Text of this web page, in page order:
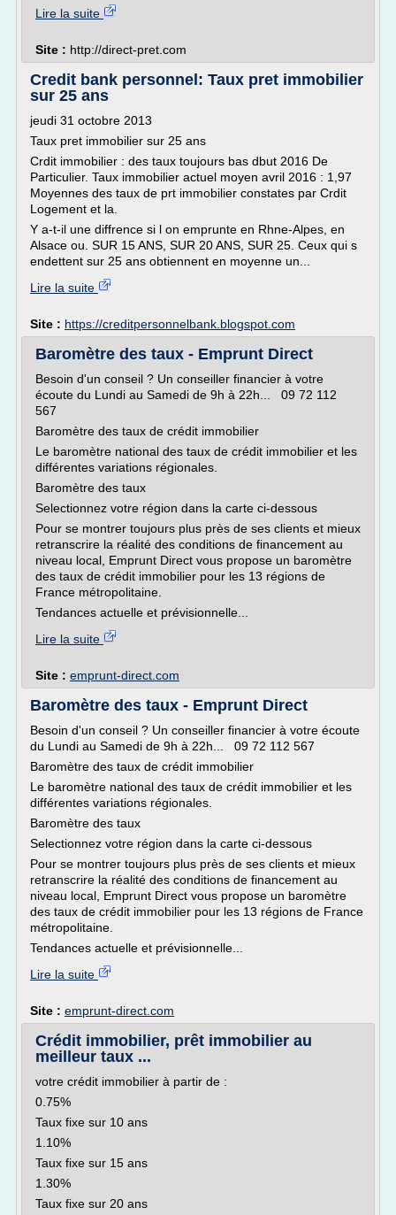
Lire la suite
Site : http://direct-pret.com
Credit bank personnel: Taux pret immobilier
sur 25 ans
jeudi 31 octobre 2013
Taux pret immobilier sur 25 ans
Crdit immobilier : des taux toujours bas dbut 2016 De
Particulier. Taux immobilier actuel moyen avril 2016 : 1,97
Moyennes des taux de prt immobilier constates par Crdit
Logement et la.
Y a-t-il une diffrence si l on emprunte en Rhne-Alpes, en
Alsace ou. SUR 15 ANS, SUR 20 ANS, SUR 25. Ceux qui s
endettent sur 25 ans obtiennent en moyenne un...
Lire la suite
Site : https://creditpersonnelbank.blogspot.com
Baromètre des taux - Emprunt Direct
Besoin d'un conseil ? Un conseiller financier à votre
écoute du Lundi au Samedi de 9h à 22h... 09 72 112
567
Baromètre des taux de crédit immobilier
Le baromètre national des taux de crédit immobilier et les
différentes variations régionales.
Baromètre des taux
Selectionnez votre région dans la carte ci-dessous
Pour se montrer toujours plus près de ses clients et mieux
retranscrire la réalité des conditions de financement au
niveau local, Emprunt Direct vous propose un baromètre
des taux de crédit immobilier pour les 13 régions de
France métropolitaine.
Tendances actuelle et prévisionnelle...
Lire la suite
Site : emprunt-direct.com
Baromètre des taux - Emprunt Direct
Besoin d'un conseil ? Un conseiller financier à votre écoute
du Lundi au Samedi de 9h à 22h... 09 72 112 567
Baromètre des taux de crédit immobilier
Le baromètre national des taux de crédit immobilier et les
différentes variations régionales.
Baromètre des taux
Selectionnez votre région dans la carte ci-dessous
Pour se montrer toujours plus près de ses clients et mieux
retranscrire la réalité des conditions de financement au
niveau local, Emprunt Direct vous propose un baromètre
des taux de crédit immobilier pour les 13 régions de France
métropolitaine.
Tendances actuelle et prévisionnelle...
Lire la suite
Site : emprunt-direct.com
Crédit immobilier, prêt immobilier au
meilleur taux ...
votre crédit immobilier à partir de :
0.75%
Taux fixe sur 10 ans
1.10%
Taux fixe sur 15 ans
1.30%
Taux fixe sur 20 ans